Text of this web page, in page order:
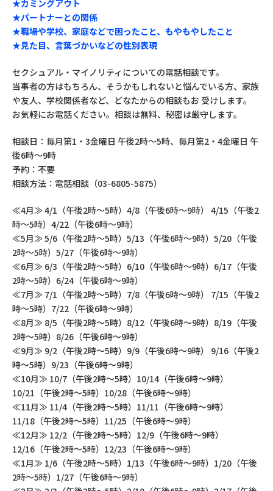
★カミングアウト
★パートナーとの関係
★職場や学校、家庭などで困ったこと、もやもやしたこと
★見た目、言葉づかいなどの性別表現
セクシュアル・マイノリティについての電話相談です。
当事者の方はもちろん、そうかもしれないと悩んでいる方、家族
や友人、学校関係者など、どなたからの相談もお 受けします。
お気軽にお電話ください。相談は無料、秘密は厳守します。
相談日：毎月第1・3金曜日 午後2時～5時、毎月第2・4金曜日 午
後6時～9時
予約：不要
相談方法：電話相談（03-6805-5875）
≪4月≫ 4/1（午後2時～5時）4/8（午後6時～9時） 4/15（午後2
時～5時）4/22（午後6時～9時）
≪5月≫ 5/6（午後2時～5時）5/13（午後6時～9時）5/20（午後
2時～5時）5/27（午後6時～9時）
≪6月≫ 6/3（午後2時～5時）6/10（午後6時～9時）6/17（午後
2時～5時）6/24（午後6時～9時）
≪7月≫ 7/1（午後2時～5時）7/8（午後6時～9時） 7/15（午後2
時～5時）7/22（午後6時～9時）
≪8月≫ 8/5（午後2時～5時）8/12（午後6時～9時）8/19（午後
2時～5時）8/26（午後6時～9時）
≪9月≫ 9/2（午後2時～5時）9/9（午後6時～9時） 9/16（午後2
時～5時）9/23（午後6時～9時）
≪10月≫ 10/7（午後2時～5時）10/14（午後6時～9時）
10/21（午後2時～5時）10/28（午後6時～9時）
≪11月≫ 11/4（午後2時～5時）11/11（午後6時～9時）
11/18（午後2時～5時）11/25（午後6時～9時）
≪12月≫ 12/2（午後2時～5時）12/9（午後6時～9時）
12/16（午後2時～5時）12/23（午後6時～9時）
≪1月≫ 1/6（午後2時～5時）1/13（午後6時～9時）1/20（午後
2時～5時）1/27（午後6時～9時）